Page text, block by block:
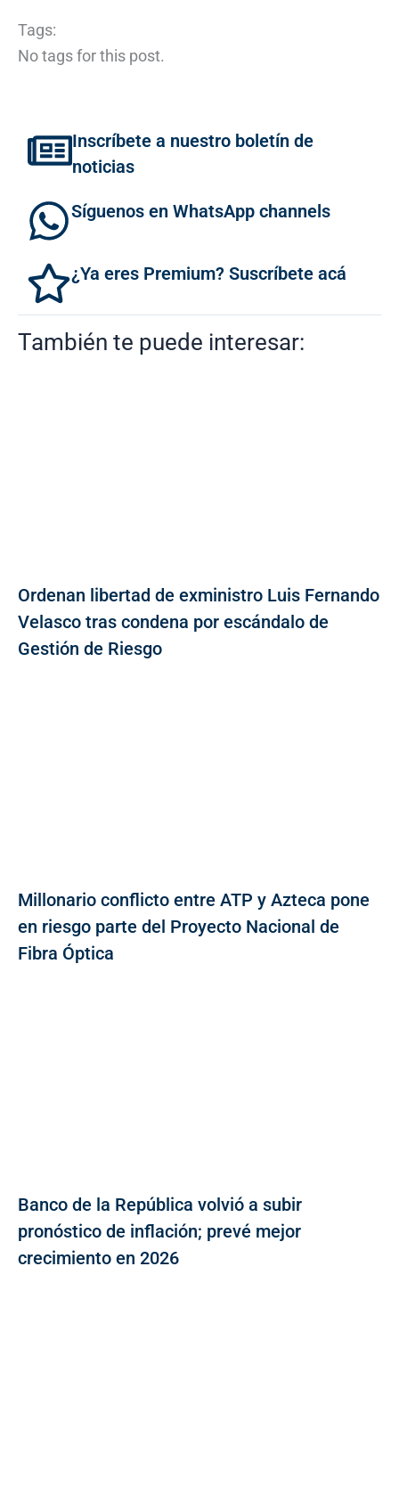
Tags:
No tags for this post.
Inscríbete a nuestro boletín de
noticias
Síguenos en WhatsApp channels
¿Ya eres Premium? Suscríbete acá
También te puede interesar:
Ordenan libertad de exministro Luis Fernando
Velasco tras condena por escándalo de
Gestión de Riesgo
Millonario conflicto entre ATP y Azteca pone
en riesgo parte del Proyecto Nacional de
Fibra Óptica
Banco de la República volvió a subir
pronóstico de inflación; prevé mejor
crecimiento en 2026